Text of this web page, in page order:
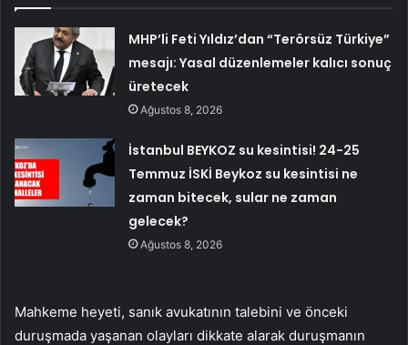
MHP’li Feti Yıldız’dan “Terörsüz Türkiye”
mesajı: Yasal düzenlemeler kalıcı sonuç
üretecek
Ağustos 8, 2026
İstanbul BEYKOZ su kesintisi! 24-25
Temmuz İSKİ Beykoz su kesintisi ne
zaman bitecek, sular ne zaman
gelecek?
Ağustos 8, 2026
Mahkeme heyeti, sanık avukatının talebini ve önceki
duruşmada yaşanan olayları dikkate alarak duruşmanın